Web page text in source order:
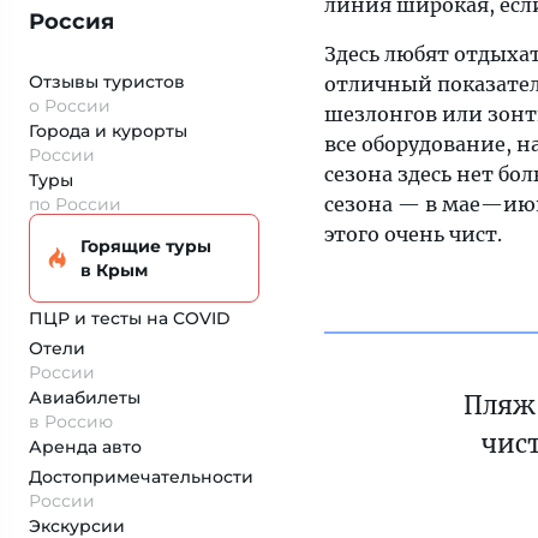
Россия
Отзывы туристов
о России
Города и курорты
России
Туры
по России
Горящие туры
в Крым
ПЦР и тесты на COVID
Отели
России
Авиабилеты
в Россию
Аренда авто
Достопримеча­тельности
России
Экскурсии
линия широкая,
Здесь любят
отличный
шезлонгов или
все оборудование,
сезона здесь нет
сезона — в
этого очень чист.
Пляж